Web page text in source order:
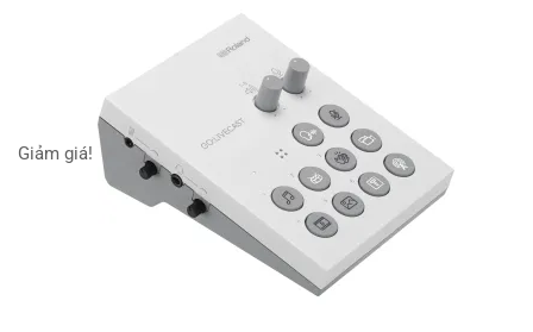
Giảm giá!